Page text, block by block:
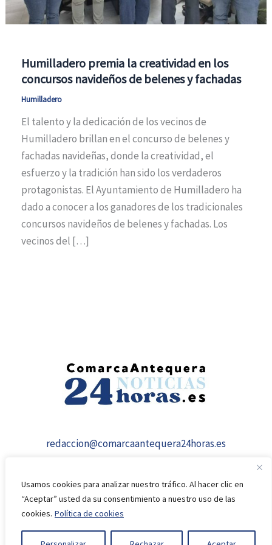
Usamos cookies para analizar nuestro tráfico. Al hacer clic en
“Aceptar” usted da su consentimiento a nuestro uso de las
cookies. Política de cookies
Humilladero premia la creatividad en los
concursos navideños de belenes y fachadas
Humilladero
El talento y la dedicación de los vecinos de
Humilladero brillan en el concurso de belenes y
fachadas navideñas, donde la creatividad, el
esfuerzo y la tradición han sido los verdaderos
protagonistas. El Ayuntamiento de Humilladero ha
dado a conocer a los ganadores de los tradicionales
concursos navideños de belenes y fachadas. Los
vecinos del […]
redaccion@comarcaantequera24horas.es